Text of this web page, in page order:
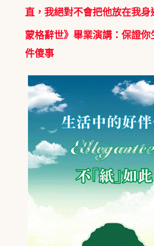
直，我絕對不會把他放在我身
蒙格辭世》畢業演講：保證你
件傻事